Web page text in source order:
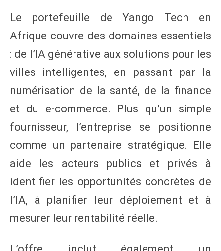
Le portefeuille de Yango Tech en
Afrique couvre des domaines essentiels
: de l’IA générative aux solutions pour les
villes intelligentes, en passant par la
numérisation de la santé, de la finance
et du e-commerce. Plus qu’un simple
fournisseur, l’entreprise se positionne
comme un partenaire stratégique. Elle
aide les acteurs publics et privés à
identifier les opportunités concrètes de
l’IA, à planifier leur déploiement et à
mesurer leur rentabilité réelle.